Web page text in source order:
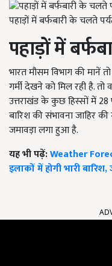
पहाड़ों में बर्फबारी के चलते
पहाड़ों में
भारत मौसम विभाग की मानें
गर्मी देखने को मिल रही है.
उत्तराखंड के कुछ हिस्सों में 28
बारिश की संभावना जाहिर
जमावड़ा लगा हुआ है.
यह भी पढ़ें:Weather
इलाकों में होगी भारी